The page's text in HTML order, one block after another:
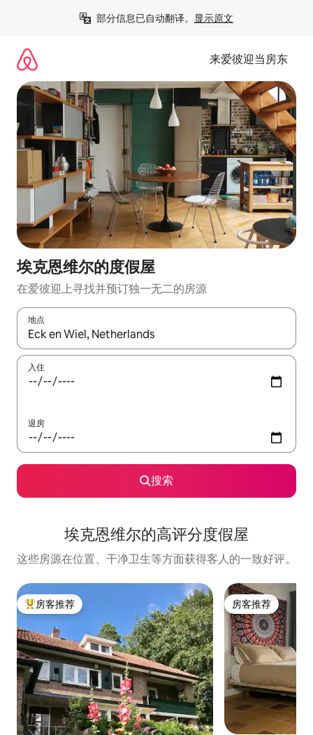
部分信息已自动翻译。 显示原文
来爱彼迎当房东
埃克恩维尔的度假屋
在爱彼迎上寻找并预订独一无二的房源
地点
如有搜索结果，请使用上下方向键查看，或通过点击或滑动手势
入住
退房
搜索
埃克恩维尔的高评分度假屋
这些房源在位置、干净卫生等方面获得客人的一致好评。
热门「房客推荐」
房客推荐 房客推荐
房客推荐